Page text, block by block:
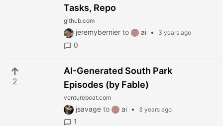
Tasks, Repo
github.com
jeremybernier to ai • 3 years ago
0
2
AI-Generated South Park
Episodes (by Fable)
venturebeat.com
jsavage to ai • 3 years ago
1